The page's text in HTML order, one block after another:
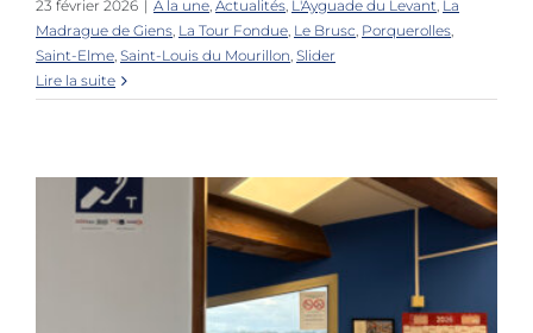
23 février 2026 | A la une, Actualités, L'Ayguade du Levant, La
Madrague de Giens, La Tour Fondue, Le Brusc, Porquerolles,
Saint-Elme, Saint-Louis du Mourillon, Slider
Lire la suite